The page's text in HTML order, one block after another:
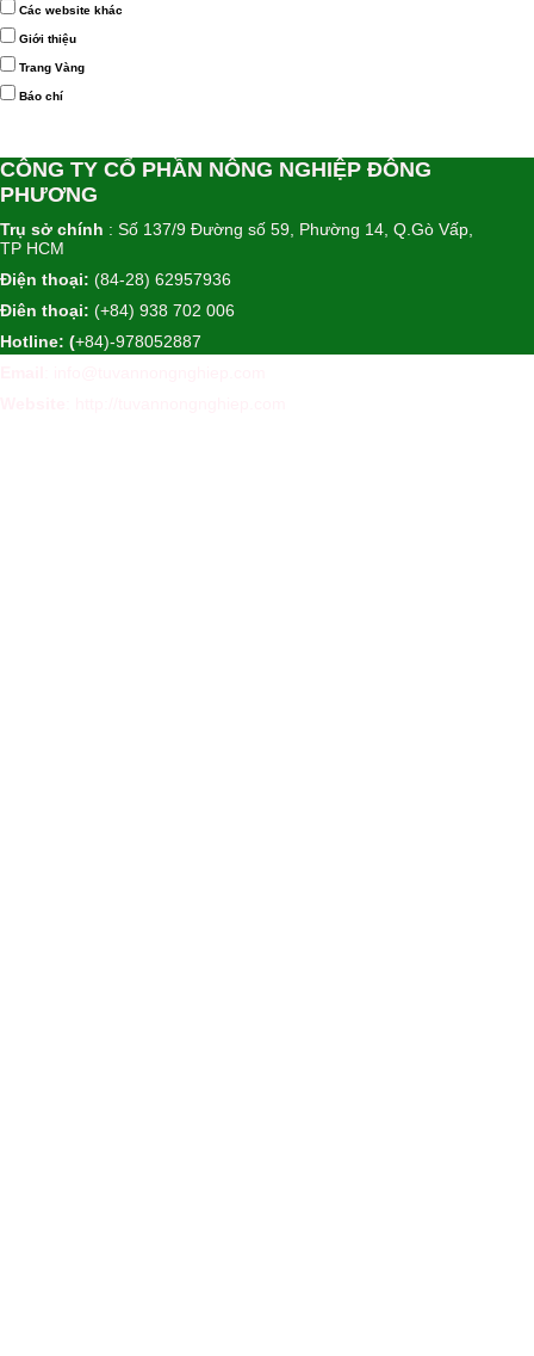
Các website khác
Giới thiệu
Trang Vàng
Báo chí
CÔNG TY CỔ PHẦN NÔNG NGHIỆP ĐÔNG
PHƯƠNG
Trụ sở chính : Số 137/9 Đường số 59, Phường 14, Q.Gò Vấp,
TP HCM
Điện thoại: (84-28) 62957936
Điên thoại: (+84) 938 702 006
Hotline: (+84)-978052887